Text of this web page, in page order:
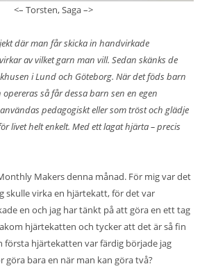
<– Torsten, Saga –>
där man får skicka in handvirkade
av vilket garn man vill. Sedan skänks de
i Lund och Göteborg. När det föds barn
så får dessa barn sen en egen
pedagogiskt eller som tröst och glädje
livet helt enkelt. Med ett lagat hjärta – precis
Makers denna månad. För mig var det
skulle virka en hjärtekatt, för det var
en och jag har tänkt på att göra en ett tag
hjärtekatten och tycker att det är så fin
första hjärtekatten var färdig började jag
göra bara en när man kan göra två?